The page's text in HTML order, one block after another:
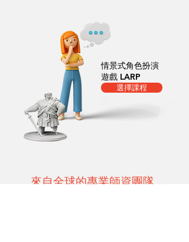
情景式角色扮演
遊戲 LARP
選擇課程
來自全球的專業師資團隊，